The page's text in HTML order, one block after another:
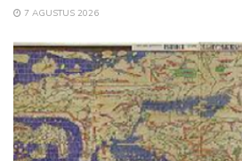
7 AGUSTUS 2026